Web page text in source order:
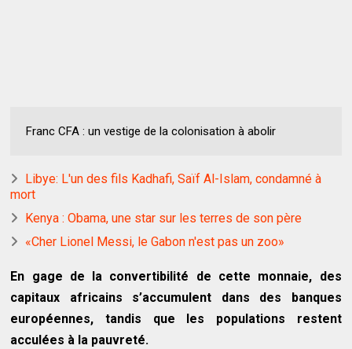
Franc CFA : un vestige de la colonisation à abolir
Libye: L'un des fils Kadhafi, Saïf Al-Islam, condamné à
mort
Kenya : Obama, une star sur les terres de son père
«Cher Lionel Messi, le Gabon n'est pas un zoo»
En gage de la convertibilité de cette monnaie, des
capitaux africains s’accumulent dans des banques
européennes, tandis que les populations restent
acculées à la pauvreté.